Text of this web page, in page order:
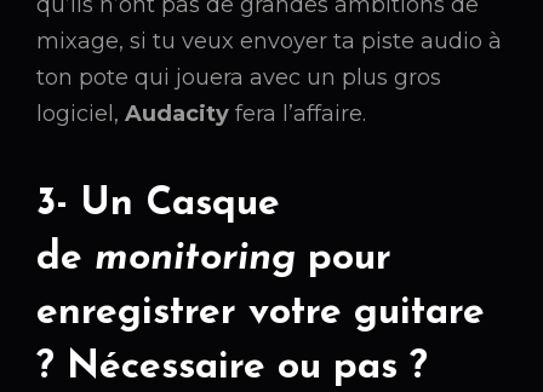
qu’ils n’ont pas de grandes ambitions de
mixage, si tu veux envoyer ta piste audio à
ton pote qui jouera avec un plus gros
logiciel, Audacity fera l’affaire.
3- Un Casque
de monitoring pour
enregistrer votre guitare
? Nécessaire ou pas ?